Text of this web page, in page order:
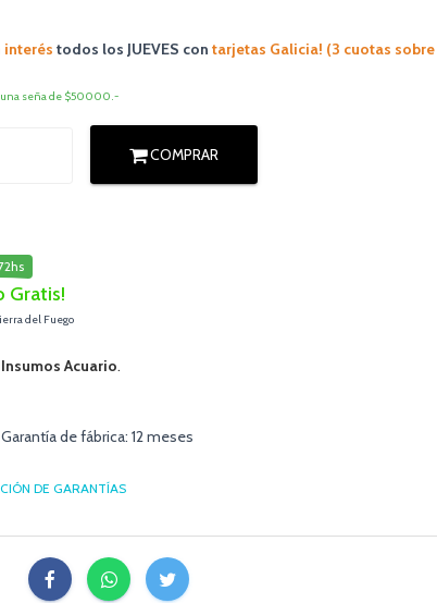
interés todos los JUEVES con tarjetas Galicia! (3 cuotas
una seña de $50000.-
COMPRAR
Gratis!
del Fuego
Insumos Acuario.
de fábrica: 12 meses
DE GARANTÍAS